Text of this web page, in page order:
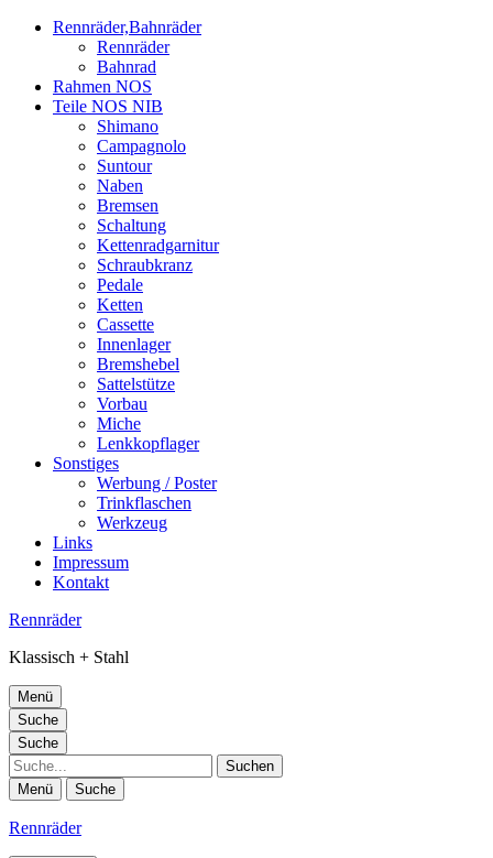
Rennräder,Bahnräder
Rennräder
Bahnrad
Rahmen NOS
Teile NOS NIB
Shimano
Campagnolo
Suntour
Naben
Bremsen
Schaltung
Kettenradgarnitur
Schraubkranz
Pedale
Ketten
Cassette
Innenlager
Bremshebel
Sattelstütze
Vorbau
Miche
Lenkkopflager
Sonstiges
Werbung / Poster
Trinkflaschen
Werkzeug
Links
Impressum
Kontakt
Rennräder
Klassisch + Stahl
Menü
Suche
Suche
Suche
Menü Suche
Rennräder